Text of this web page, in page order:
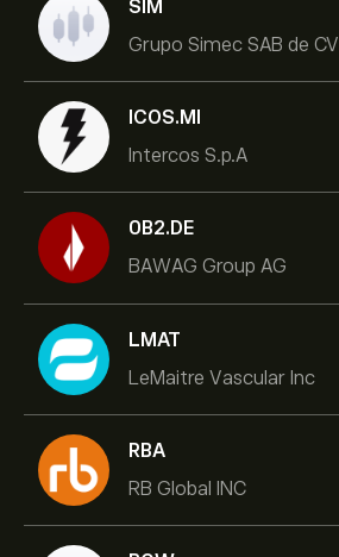
SIM
Grupo Simec SAB de CV
ICOS.MI
Intercos S.p.A
0B2.DE
BAWAG Group AG
LMAT
LeMaitre Vascular Inc
RBA
RB Global INC